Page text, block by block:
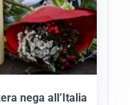
nega all’Italia